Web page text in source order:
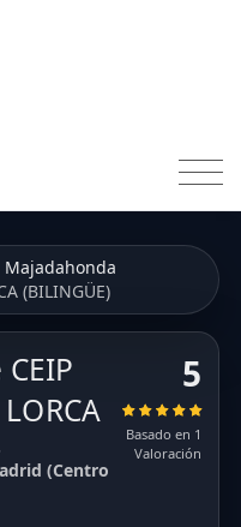
Majadahonda
(BILINGÜE)
(Centro
5
Basado en 1
Valoración